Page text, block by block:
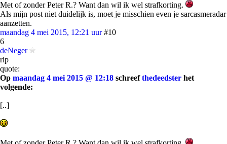
Met of zonder Peter R.? Want dan wil ik wel strafkorting.
Als mijn post niet duidelijk is, moet je misschien even je sarcasmeradar
aanzetten.
maandag 4 mei 2015, 12:21 uur #10
6
deNeger
rip
quote:
Op maandag 4 mei 2015 @ 12:18 schreefthedeedster het
volgende:
[..]